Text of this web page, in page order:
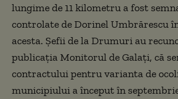
lungime de 11 kilometru a fost
controlate de Dorinel Umbrărescu
acesta. Șefii de la Drumuri au
publicaţia Monitorul de Galaţi, că
contractului pentru varianta de
municipiului a început în